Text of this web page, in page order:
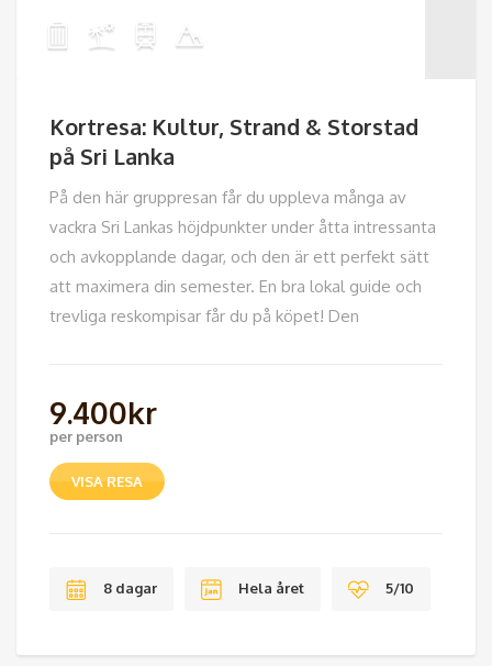
Kortresa: Kultur, Strand & Storstad
på Sri Lanka
På den här gruppresan får du uppleva många av
vackra Sri Lankas höjdpunkter under åtta intressanta
och avkopplande dagar, och den är ett perfekt sätt
att maximera din semester. En bra lokal guide och
trevliga reskompisar får du på köpet! Den
9.400kr
per person
VISA RESA
8 dagar Hela året 5/10